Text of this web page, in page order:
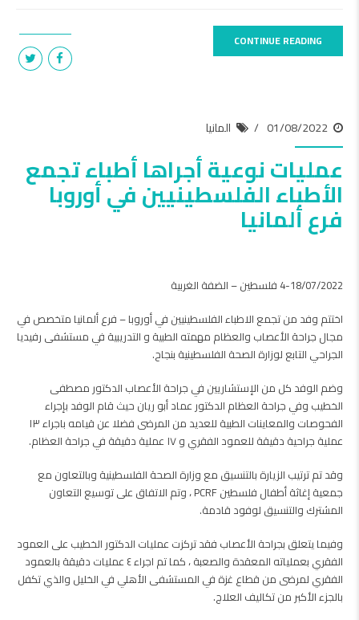
CONTINUE READING
01/08/2022 المانيا
عمليات نوعية أجراها أطباء تجمع
الأطباء الفلسطينيين في أوروبا
فرع ألمانيا
4-18/07/2022 فلسطين – الضفة الغربية
اختتم وفد من تجمع الاطباء الفلسطينيين في أوروبا – فرع ألمانيا متخصص في
مجال جراحة الأعصاب والعظام مهمته الطبية و التدريبية في مستشفى رفيديا
الجراحي التابع لوزارة الصحة الفلسطينية بنجاح.
وضم الوفد كل من الإستشاريين في جراحة الأعصاب الدكتور مصطفى
الخطيب وفي جراحة العظام الدكتور عماد أبو ريان حيث قام الوفد بإجراء
الفحوصات والمعاينات الطبية للعديد من المرضى فضلا عن قيامه باجراء ١٣
عملية جراحية دقيقة للعمود الفقري و ١٧ عملية دقيقة في جراحة العظام.
وقد تم ترتيب الزيارة بالتنسيق مع وزارة الصحة الفلسطينية وبالتعاون مع
جمعية إغاثة أطفال فلسطين PCRF ، وتم الاتفاق على توسيع التعاون
المشترك والتنسيق لوفود قادمة.
وفيما يتعلق بجراحة الأعصاب فقد تركزت عمليات الدكتور الخطيب على العمود
الفقري بعملياته المعقدة والصعبة ، كما تم اجراء ٤ عمليات دقيقة بالعمود
الفقري لمرضى من قطاع غزة في المستشفى الأهلي في الخليل والذي تكفل
بالجزء الأكبر من تكاليف العلاج.